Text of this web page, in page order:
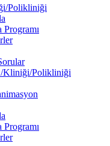
Polikliniği
Programı
Kliniği/Polikliniği
Programı